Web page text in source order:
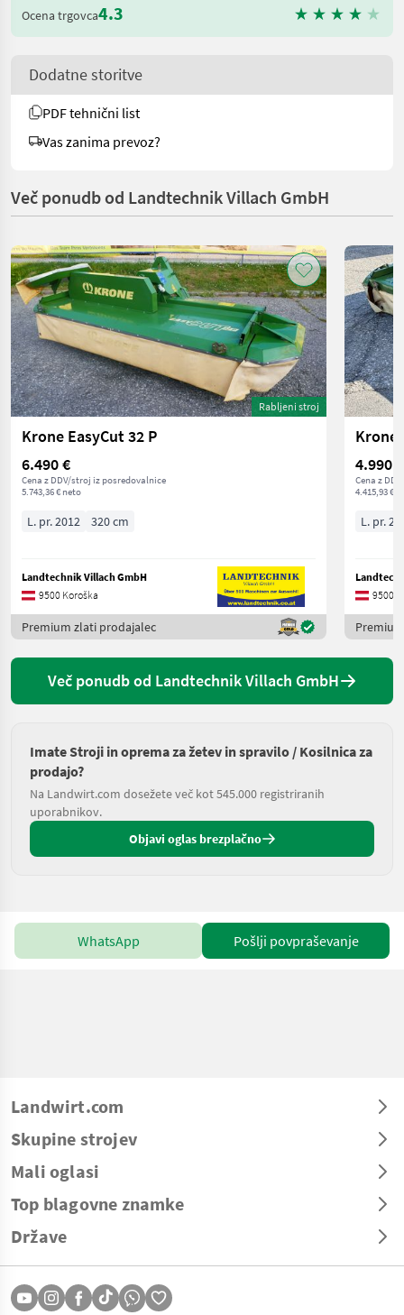
Ocena trgovca4.3
Dodatne storitve
PDF tehnični list
Vas zanima prevoz?
Več ponudb od Landtechnik Villach GmbH
Rabljeni stroj
Krone EasyCut 32 P
6.490 €
Cena z DDV/stroj iz posredovalnice
5.743,36 € neto
L. pr. 2012 320 cm
Landtechnik Villach GmbH
9500 Koroška
Premium zlati prodajalec
Krone
4.990 €
Cena z
4.415,93 €
L. pr.
9500
Več ponudb od Landtechnik Villach GmbH
Imate Stroji in oprema za žetev in spravilo / Kosilnica za
prodajo?
Na Landwirt.com dosežete več kot 545.000 registriranih
uporabnikov.
Objavi oglas brezplačno
WhatsApp Pošlji povpraševanje
Landwirt.com
Skupine strojev
Mali oglasi
Top blagovne znamke
Države